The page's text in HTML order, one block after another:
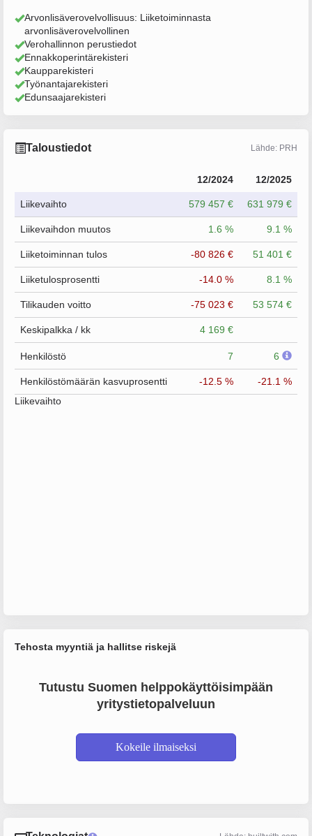
Arvonlisäverovelvollisuus: Liiketoiminnasta
arvonlisäverovelvollinen
Verohallinnon perustiedot
Ennakkoperintärekisteri
Kaupparekisteri
Työnantajarekisteri
Edunsaajarekisteri
Taloustiedot Lähde: PRH
12/2024 12/2025
Liikevaihto 579 457 € 631 979 €
Liikevaihdon muutos 1.6 % 9.1 %
Liiketoiminnan tulos -80 826 € 51 401 €
Liiketulosprosentti -14.0 % 8.1 %
Tilikauden voitto -75 023 € 53 574 €
Keskipalkka / kk 4 169 €
Henkilöstö 7 6
Henkilöstömäärän kasvuprosentti -12.5 %
-21.1 %
Liikevaihto
Tehosta myyntiä ja hallitse riskejä
Tutustu Suomen helppokäyttöisimpään
yritystietopalveluun
Kokeile ilmaiseksi